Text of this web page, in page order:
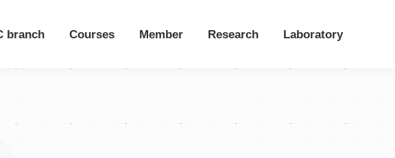
branch Courses Member Research Laboratory